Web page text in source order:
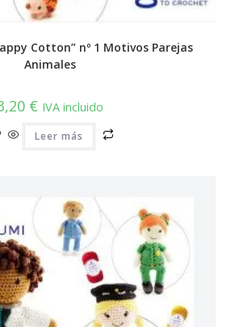
Cotton” nº 1 Motivos Parejas
Animales
€ IVA incluido
Leer más